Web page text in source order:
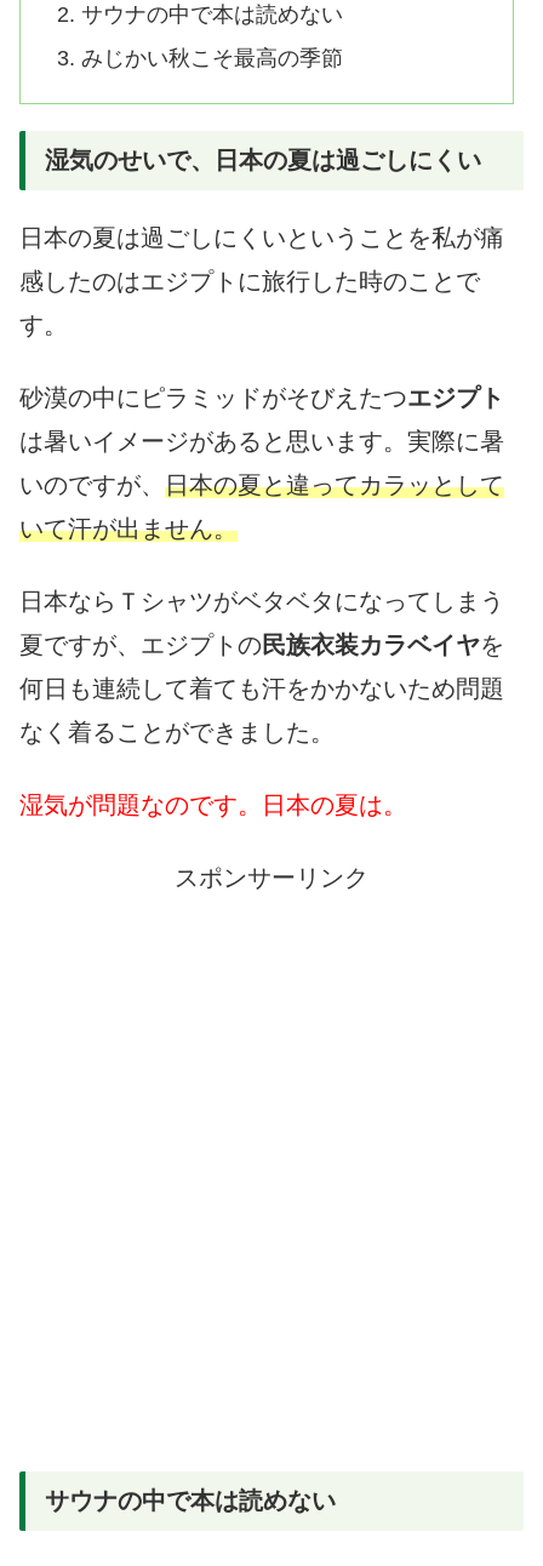
サウナの中で本は読めない
みじかい秋こそ最高の季節
湿気のせいで、日本の夏は過ごしにくい
日本の夏は過ごしにくいということを私が痛
感したのはエジプトに旅行した時のことで
す。
砂漠の中にピラミッドがそびえたつエジプト
は暑いイメージがあると思います。実際に暑
いのですが、 日本の夏と違ってカラッとして
いて汗が出ません。
日本ならＴシャツがベタベタになってしまう
夏ですが、エジプトの 民族衣装カラベイヤを
何日も連続して着ても汗をかかないため問題
なく着ることができました。
湿気が問題なのです。日本の夏は。
スポンサーリンク
サウナの中で本は読めない